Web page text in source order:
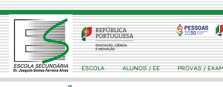
ESCOLA ALUNOS / EE PROVAS /